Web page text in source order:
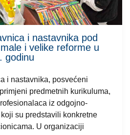
i nastavnika pod
i velike reforme u
godinu
i nastavnika, posvećeni
predmetnih kurikuluma,
iz odgojno-
su predstavili konkretne
U organizaciji